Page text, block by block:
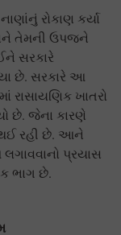
રોકાણ કર્યા
તેમની ઉપજને
સરકારે
છે. સરકારે આ
રાસાયણિક ખાતરો
છે. જેના કારણે
રહી છે. આને
પ્રયાસ
ભાગ છે.